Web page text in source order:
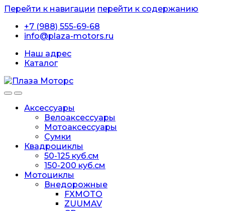
Перейти к навигации перейти к содержанию
+7 (988) 555-69-68
info@plaza-motors.ru
Наш адрес
Каталог
Аксессуары
Велоаксессуары
Мотоаксессуары
Сумки
Квадроциклы
50-125 куб.см
150-200 куб.см
Мотоциклы
Внедорожные
FXMOTO
ZUUMAV